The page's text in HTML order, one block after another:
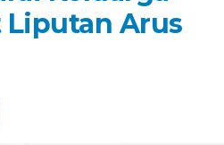
Liputan Arus